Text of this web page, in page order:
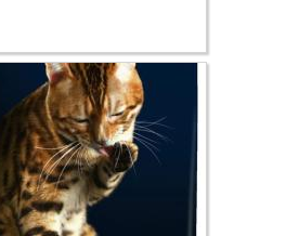
41.99 €